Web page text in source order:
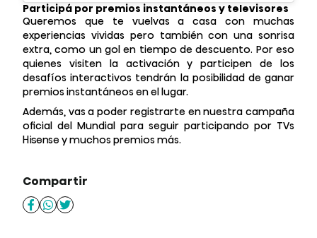
Participá por premios instantáneos y televisores
Queremos que te vuelvas a casa con muchas
experiencias vividas pero también con una sonrisa
extra, como un gol en tiempo de descuento. Por eso
quienes visiten la activación y participen de los
desafíos interactivos tendrán la posibilidad de ganar
premios instantáneos en el lugar.
Además, vas a poder registrarte en nuestra campaña
oficial del Mundial para seguir participando por TVs
Hisense y muchos premios más.
Compartir